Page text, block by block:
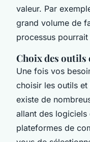
valeur. Par
grand volume de
processus
Choix des outils
Une fois vos
choisir les outils
existe de
allant des logiciels
plateformes de